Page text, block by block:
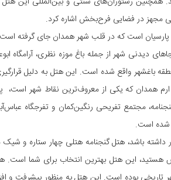
مجهز در فضایی فرح‌بخش اشاره کرد.
پارسیان است که در قلب شهر همدان جای گرفته
شهر از جمله باغ موزه نظری، آرامگاه
باغشهر واقع شده است. این هتل به دلیل
ارم همدان که یکی از معروف‌ترین نقاط شهر
مجتمع تفریحی رنگین‌کمان و تفرجگاه
شده است.
باشد، هتل گنجنامه هتلی چهار ستاره و
هستید، این هتل بهترین انتخاب برای شما